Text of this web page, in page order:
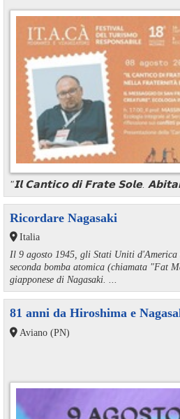
"𝗜𝗹 𝗖𝗮𝗻𝘁𝗶𝗰𝗼 𝗱𝗶 𝗙𝗿𝗮𝘁𝗲 𝗦𝗼𝗹𝗲.
Ricordare Nagasaki
Italia
Il 9 agosto 1945, gli Stati Uniti d'America
seconda bomba atomica (chiamata "Fat
giapponese di Nagasaki. ...
81 anni da Hiroshima e
Aviano (PN)